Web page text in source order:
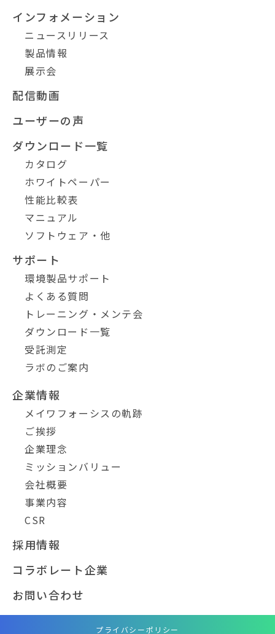
インフォメーション
ニュースリリース
製品情報
展示会
配信動画
ユーザーの声
ダウンロード一覧
カタログ
ホワイトペーパー
性能比較表
マニュアル
ソフトウェア・他
サポート
環境製品サポート
よくある質問
トレーニング・メンテ会
ダウンロード一覧
受託測定
ラボのご案内
企業情報
メイワフォーシスの軌跡
ご挨拶
企業理念
ミッションバリュー
会社概要
事業内容
CSR
採用情報
コラボレート企業
お問い合わせ
プライバシーポリシー